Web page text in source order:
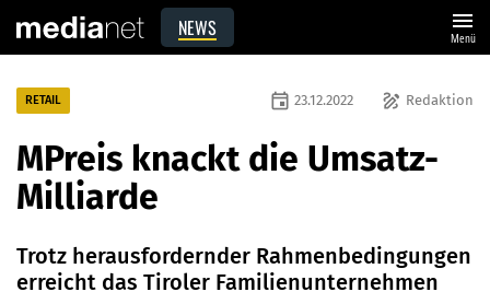
NEWS menu
Menü
RETAIL draw Redaktion
event 23.12.2022
MPreis knackt die Umsatz-
Milliarde
Trotz herausfordernder Rahmenbedingungen
erreicht das Tiroler Familienunternehmen